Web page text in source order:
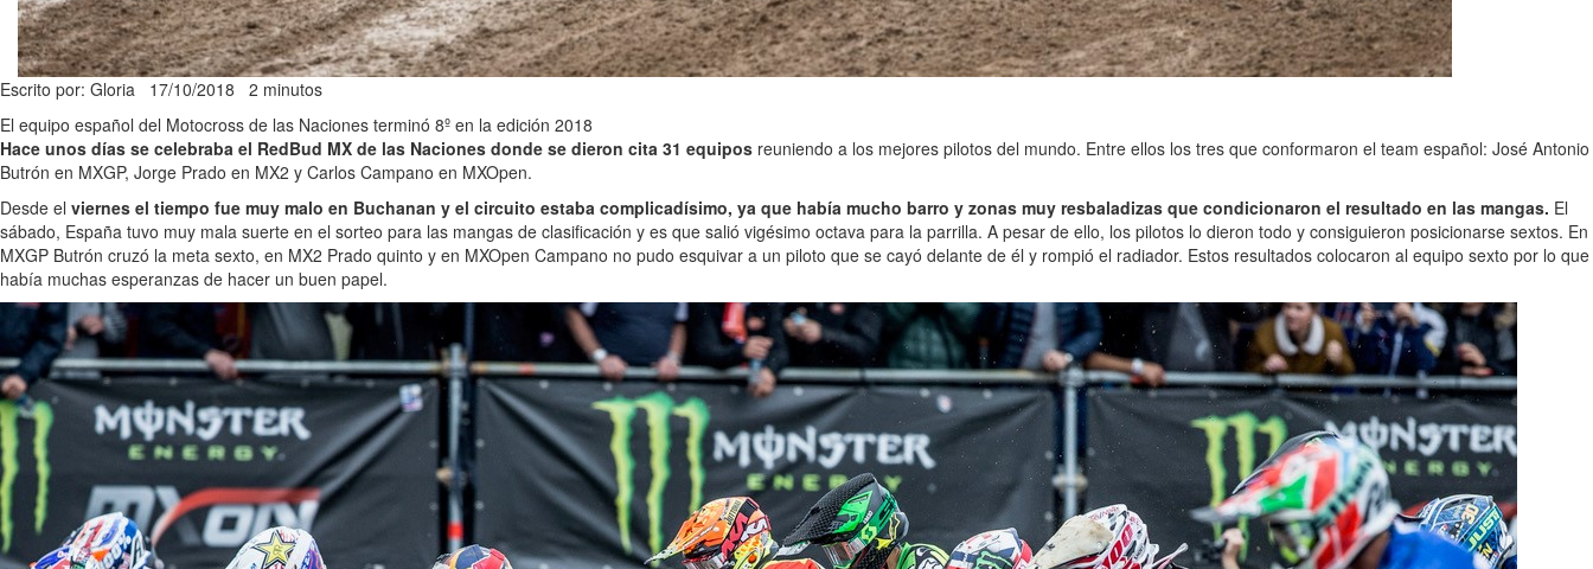
Escrito por: Gloria 17/10/2018 2 minutos
El equipo español del Motocross de las Naciones terminó 8º en la edición 2018
Hace unos días se celebraba el RedBud MX de las Naciones donde se dieron cita 31 equipos reuniendo a los mejores pilotos del mundo. Entre ellos los tres que conformaron el team español: José Antonio
Butrón en MXGP, Jorge Prado en MX2 y Carlos Campano en MXOpen.
Desde el viernes el tiempo fue muy malo en Buchanan y el circuito estaba complicadísimo, ya que había mucho barro y zonas muy resbaladizas que condicionaron el resultado en las mangas. El
sábado, España tuvo muy mala suerte en el sorteo para las mangas de clasificación y es que salió vigésimo octava para la parrilla. A pesar de ello, los pilotos lo dieron todo y consiguieron posicionarse sextos. En
MXGP Butrón cruzó la meta sexto, en MX2 Prado quinto y en MXOpen Campano no pudo esquivar a un piloto que se cayó delante de él y rompió el radiador. Estos resultados colocaron al equipo sexto por lo que
había muchas esperanzas de hacer un buen papel.